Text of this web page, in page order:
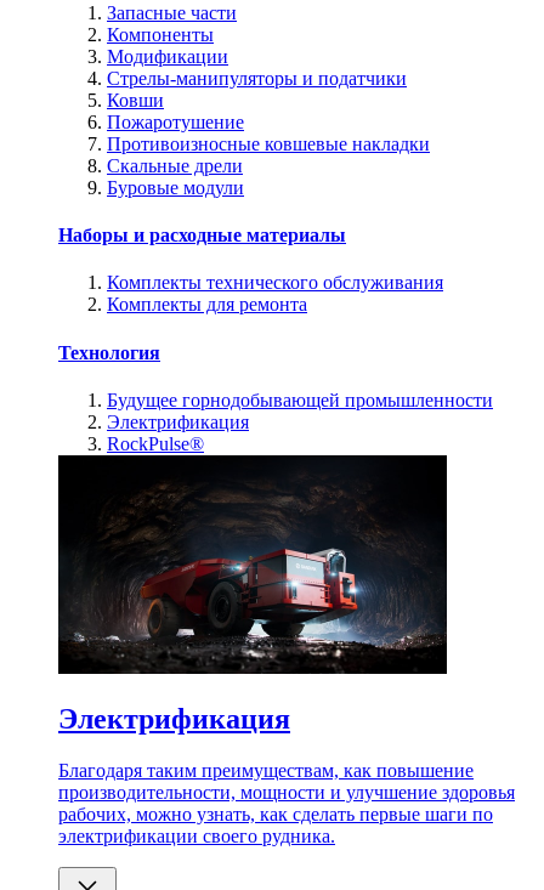
Запасные части
Компоненты
Модификации
Стрелы-манипуляторы и податчики
Ковши
Пожаротушение
Противоизносные ковшевые накладки
Скальные дрели
Буровые модули
Наборы и расходные материалы
Комплекты технического обслуживания
Комплекты для ремонта
Технология
Будущее горнодобывающей промышленности
Электрификация
RockPulse®
Электрификация
Благодаря таким преимуществам, как повышение
производительности, мощности и улучшение здоровья
рабочих, можно узнать, как сделать первые шаги по
электрификации своего рудника.